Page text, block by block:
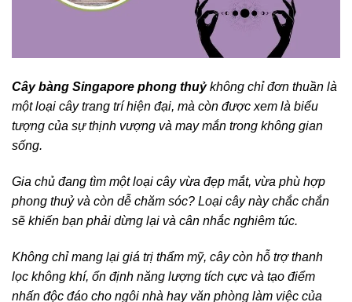
Cây bàng Singapore phong thuỷkhông chỉ đơn thuần là
một loại cây trang trí hiện đại, mà còn được xem là biểu
tượng của sự thịnh vượng và may mắn trong không gian
sống.
Gia chủ đang tìm một loại cây vừa đẹp mắt, vừa phù hợp
phong thuỷ và còn dễ chăm sóc? Loại cây này chắc chắn
sẽ khiến bạn phải dừng lại và cân nhắc nghiêm túc.
Không chỉ mang lại giá trị thẩm mỹ, cây còn hỗ trợ thanh
lọc không khí, ổn định năng lượng tích cực và tạo điểm
nhấn độc đáo cho ngôi nhà hay văn phòng làm việc của